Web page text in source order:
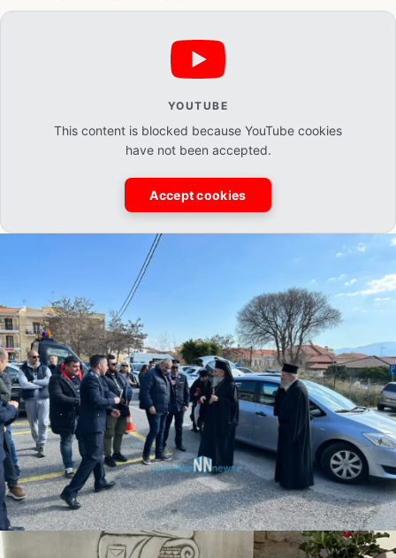
YOUTUBE
This content is blocked because YouTube cookies
have not been accepted.
Accept cookies